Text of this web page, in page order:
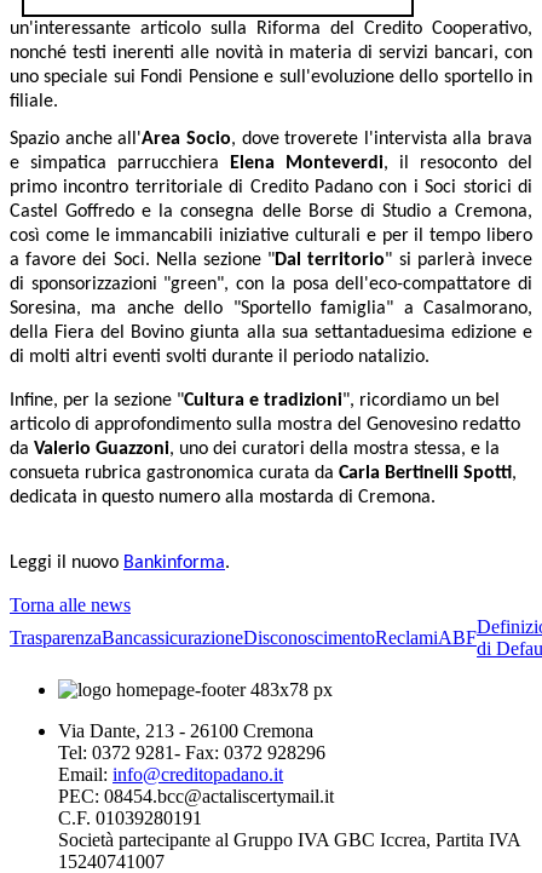
un'interessante articolo sulla Riforma del Credito Cooperativo,
nonché testi inerenti alle novità in materia di servizi bancari, con
uno speciale sui Fondi Pensione e sull'evoluzione dello sportello in
filiale.
Spazio anche all'Area Socio, dove troverete l'intervista alla brava
e simpatica parrucchiera
Elena Monteverdi, il resoconto del
primo incontro territoriale di Credito Padano con i Soci storici di
Castel Goffredo e la consegna delle Borse di Studio a Cremona,
così come le immancabili iniziative culturali e per il tempo libero
a favore dei Soci. Nella sezione "Dal territorio" si parlerà invece
di sponsorizzazioni "green", con la posa dell'eco-compattatore di
Soresina, ma anche dello "Sportello famiglia" a Casalmorano,
della Fiera del Bovino giunta alla sua settantaduesima edizione e
di molti altri eventi svolti durante il periodo natalizio.
Infine, per la sezione "Cultura e tradizioni", ricordiamo un bel
articolo di approfondimento sulla mostra del Genovesino redatto
da Valerio Guazzoni, uno dei curatori della mostra stessa, e la
consueta rubrica gastronomica curata da Carla Bertinelli Spotti,
dedicata in questo numero alla mostarda di Cremona.
Leggi il nuovo Bankinforma.
Torna alle news
TrasparenzaBancassicurazioneDisconoscimentoReclamiABF
di
Via Dante, 213 - 26100 Cremona
Tel: 0372 9281- Fax: 0372 928296
Email: info@creditopadano.it
PEC: 08454.bcc@actaliscertymail.it
C.F. 01039280191
Società partecipante al Gruppo IVA GBC Iccrea, Partita IVA
15240741007